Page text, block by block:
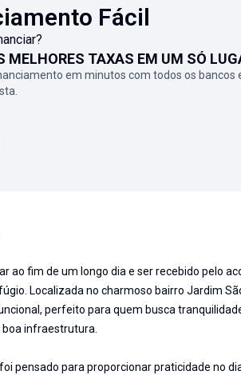
Fácil
MELHORES TAXAS EM UM SÓ
em minutos com todos os bancos
ao fim de um longo dia e ser recebido pelo
Localizada no charmoso bairro Jardim
perfeito para quem busca
boa infraestrutura.
pensado para proporcionar praticidade no